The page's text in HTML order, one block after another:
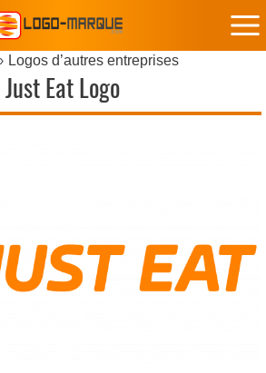
Logos d’autres entreprises
Just Eat Logo